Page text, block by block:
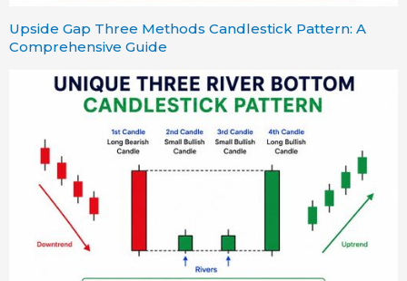
Upside Gap Three Methods Candlestick Pattern: A
Comprehensive Guide